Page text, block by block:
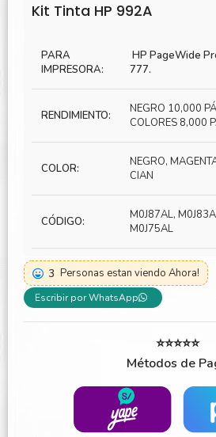
Kit Tinta HP 992A
PARA
IMPRESORA:
HP PageWide
777.
RENDIMIENTO:
NEGRO 10,000
COLORES 8,000
COLOR:
NEGRO,
CIAN
CÓDIGO:
M0J87AL,
M0J75AL
3 Personas estan viendo Ahora!
Escribir por WhatsApp
⭐⭐⭐⭐⭐
Métodos de